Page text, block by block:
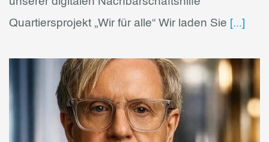
Quartiersprojekt „Wir für alle“ Wir laden Sie [...]